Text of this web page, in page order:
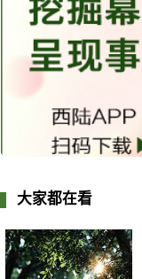
大家都在看